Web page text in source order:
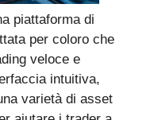
piattaforma di
per coloro che
veloce e
intuitiva,
varietà di asset